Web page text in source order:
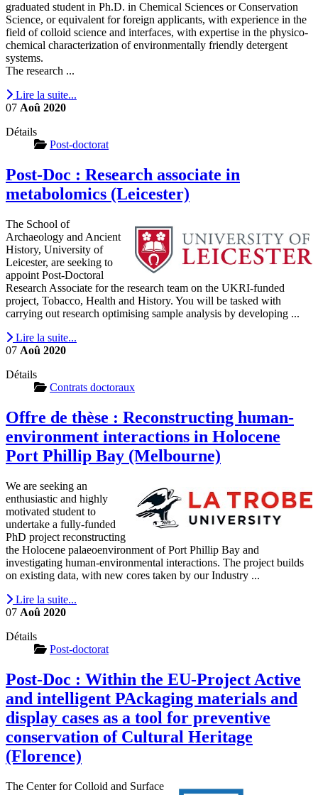
graduated student in Ph.D. in Chemical Sciences or Conservation
Science, or equivalent for foreign applicants, with experience in the
field of colloid science and interfaces, with expertise in the physico-
chemical characterization of environmentally friendly detergent
systems.
The research ...
Lire la suite...
07 Aoû 2020
Détails
Post-doctorat
Post-Doc : Research associate in
metabolomics (Leicester)
The School of
Archaeology and Ancient
History, University of
Leicester, are seeking to
appoint Post-Doctoral
Research Associate for the research team on the UKRI-funded
project, Tobacco, Health and History. You will be tasked with
carrying out research optimising sample analysis by developing ...
Lire la suite...
07 Aoû 2020
Détails
Contrats doctoraux
Offre de thèse : Reconstructing human-
environment interactions in Holocene
Port Phillip Bay (Melbourne)
We are seeking an
enthusiastic and highly
motivated student to
undertake a fully-funded
PhD project reconstructing
the Holocene palaeoenvironment of Port Phillip Bay and
investigating human-environmental interactions. The project builds
on existing data, with new cores taken by our Industry ...
Lire la suite...
07 Aoû 2020
Détails
Post-doctorat
Post-Doc : Within the EU-Project Active
and intelligent PAckaging materials and
display cases as a tool for preventive
conservation of Cultural Heritage
(Florence)
The Center for Colloid and Surface